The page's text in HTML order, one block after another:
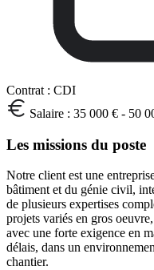
Contrat : CDI
Salaire : 35 000 € - 50
Les missions du poste
Notre client est une
bâtiment et du génie civil,
de plusieurs expertises
projets variés en gros
avec une forte exigence en
délais, dans un
chantier.